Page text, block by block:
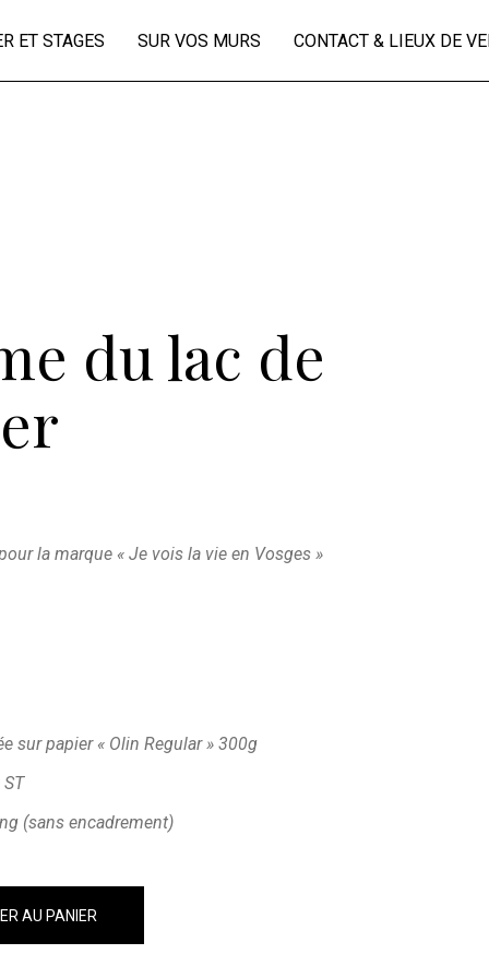
ET STAGES SUR VOS MURS CONTACT & LIEUX DE
du lac de
la marque « Je vois la vie en Vosges »
sur papier « Olin Regular » 300g
(sans encadrement)
quantity
AU PANIER